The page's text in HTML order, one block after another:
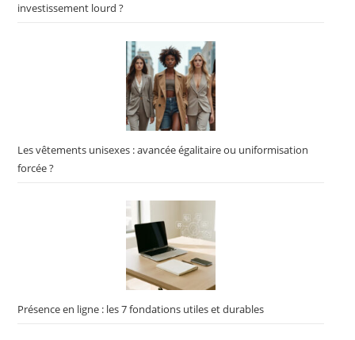
investissement lourd ?
Les vêtements unisexes : avancée égalitaire ou uniformisation
forcée ?
Présence en ligne : les 7 fondations utiles et durables